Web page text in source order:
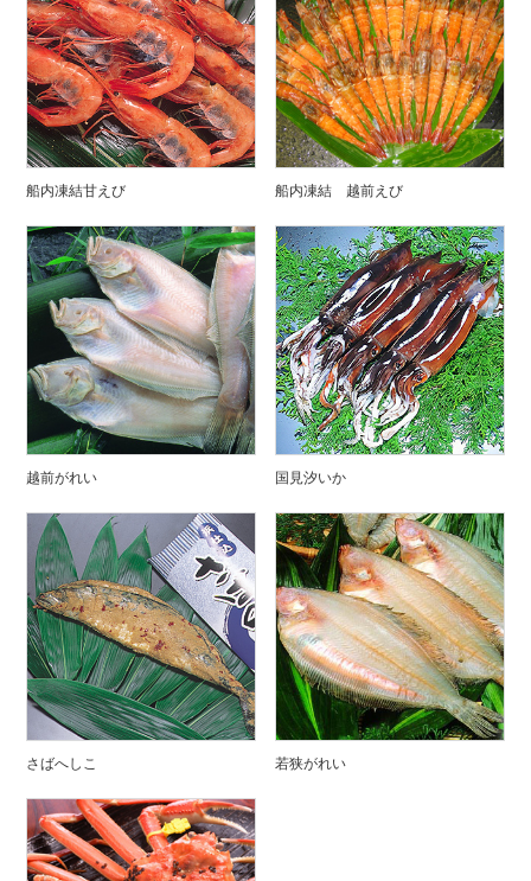
船内凍結甘えび 船内凍結 越前えび
越前がれい 国見汐いか
さばへしこ 若狭がれい